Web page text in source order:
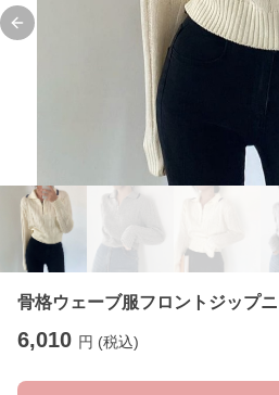
Previous slide
骨格ウェーブ服フロントジップ
6,010 円 (税込)